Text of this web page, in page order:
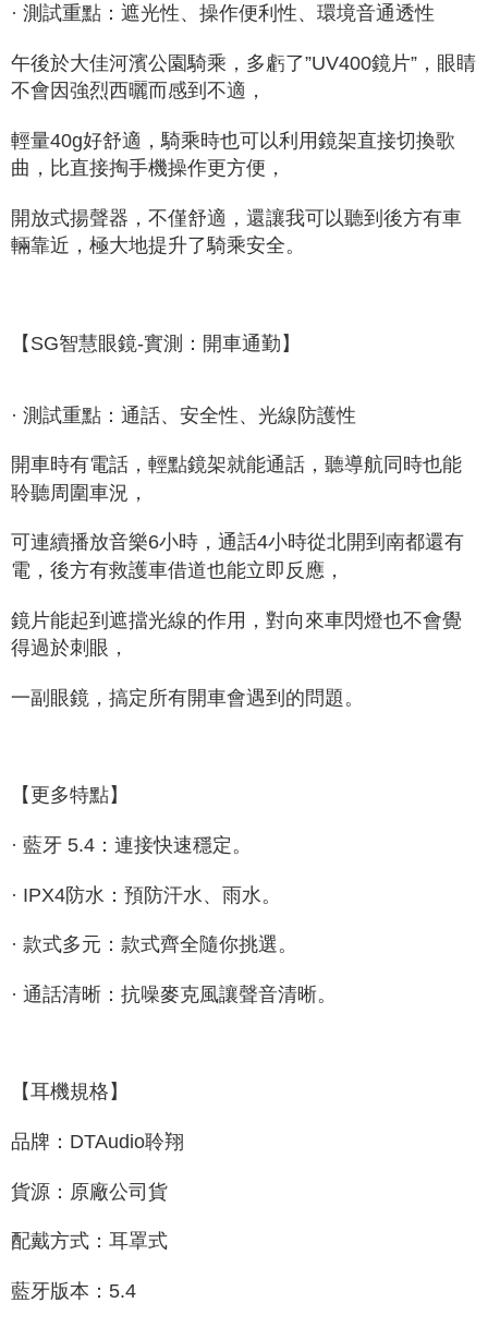
· 測試重點：遮光性、操作便利性、環境音通透性
午後於大佳河濱公園騎乘，多虧了”UV400鏡片”，眼睛
不會因強烈西曬而感到不適，
輕量40g好舒適，騎乘時也可以利用鏡架直接切換歌
曲，比直接掏手機操作更方便，
開放式揚聲器，不僅舒適，還讓我可以聽到後方有車
輛靠近，極大地提升了騎乘安全。
【SG智慧眼鏡-實測：開車通勤】
· 測試重點：通話、安全性、光線防護性
開車時有電話，輕點鏡架就能通話，聽導航同時也能
聆聽周圍車況，
可連續播放音樂6小時，通話4小時從北開到南都還有
電，後方有救護車借道也能立即反應，
鏡片能起到遮擋光線的作用，對向來車閃燈也不會覺
得過於刺眼，
一副眼鏡，搞定所有開車會遇到的問題。
【更多特點】
· 藍牙 5.4：連接快速穩定。
· IPX4防水：預防汗水、雨水。
· 款式多元：款式齊全隨你挑選。
· 通話清晰：抗噪麥克風讓聲音清晰。
【耳機規格】
品牌：DTAudio聆翔
貨源：原廠公司貨
配戴方式：耳罩式
藍牙版本：5.4